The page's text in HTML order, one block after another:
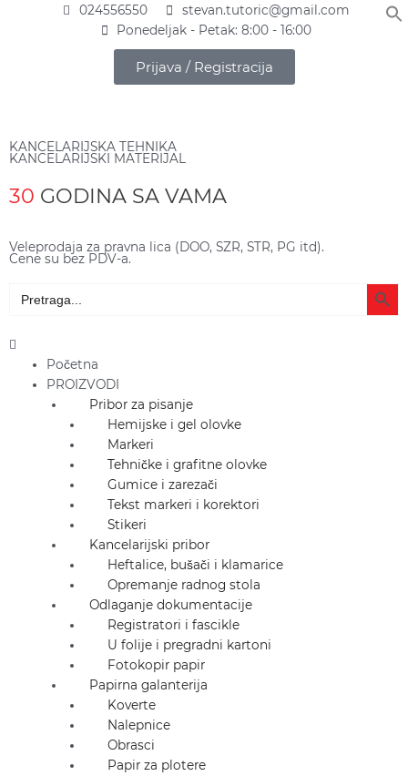
024556550
stevan.tutoric@gmail.com
Ponedeljak - Petak: 8:00 - 16:00
Prijava / Registracija
KANCELARIJSKA TEHNIKA
KANCELARIJSKI MATERIJAL
30 GODINA SA VAMA
Veleprodaja za pravna lica (DOO, SZR, STR, PG itd).
Cene su bez PDV-a.
for:
Search
Main
Menu
Početna
PROIZVODI
Pribor za pisanje
Hemijske i gel olovke
Markeri
Tehničke i grafitne olovke
Gumice i zarezači
Tekst markeri i korektori
Stikeri
Kancelarijski pribor
Heftalice, bušači i klamarice
Opremanje radnog stola
Odlaganje dokumentacije
Registratori i fascikle
U folije i pregradni kartoni
Fotokopir papir
Papirna galanterija
Koverte
Nalepnice
Obrasci
Papir za plotere